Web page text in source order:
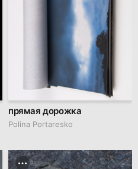
прямая дорожка
Polina Portaresko